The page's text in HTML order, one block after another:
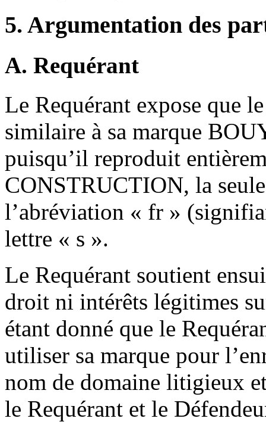
5. Argumentation des
A. Requérant
Le Requérant expose que
similaire à sa marque
puisqu’il reproduit
CONSTRUCTION, la
l’abréviation « fr »
lettre « s ».
Le Requérant soutient
droit ni intérêts légitimes
étant donné que le
utiliser sa marque pour
nom de domaine litigieux
le Requérant et le